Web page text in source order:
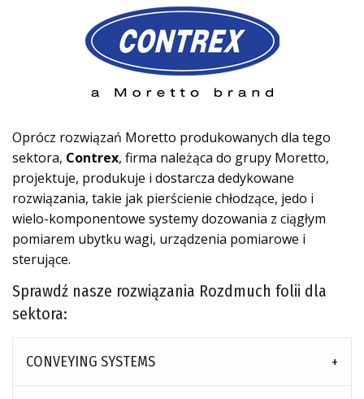
Oprócz rozwiązań Moretto produkowanych dla tego
sektora, Contrex, firma należąca do grupy Moretto,
projektuje, produkuje i dostarcza dedykowane
rozwiązania, takie jak pierścienie chłodzące, jedo i
wielo-komponentowe systemy dozowania z ciągłym
pomiarem ubytku wagi, urządzenia pomiarowe i
sterujące.
Sprawdź nasze rozwiązania Rozdmuch folii dla
sektora:
CONVEYING SYSTEMS